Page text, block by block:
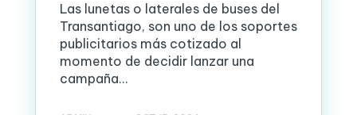
Las lunetas o laterales de buses del
Transantiago, son uno de los soportes
publicitarios más cotizado al
momento de decidir lanzar una
campaña...